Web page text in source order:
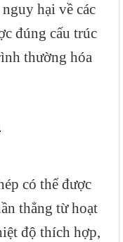
hại về các
đúng cấu trúc
thường hóa
có thể được
thẳng từ hoạt
độ thích hợp,